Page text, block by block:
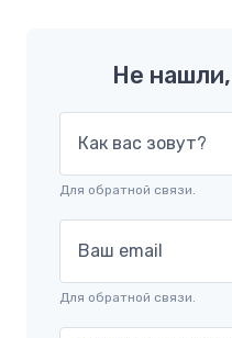
Не
Как вас зовут?
Для обратной связи.
Ваш email
Для обратной связи.